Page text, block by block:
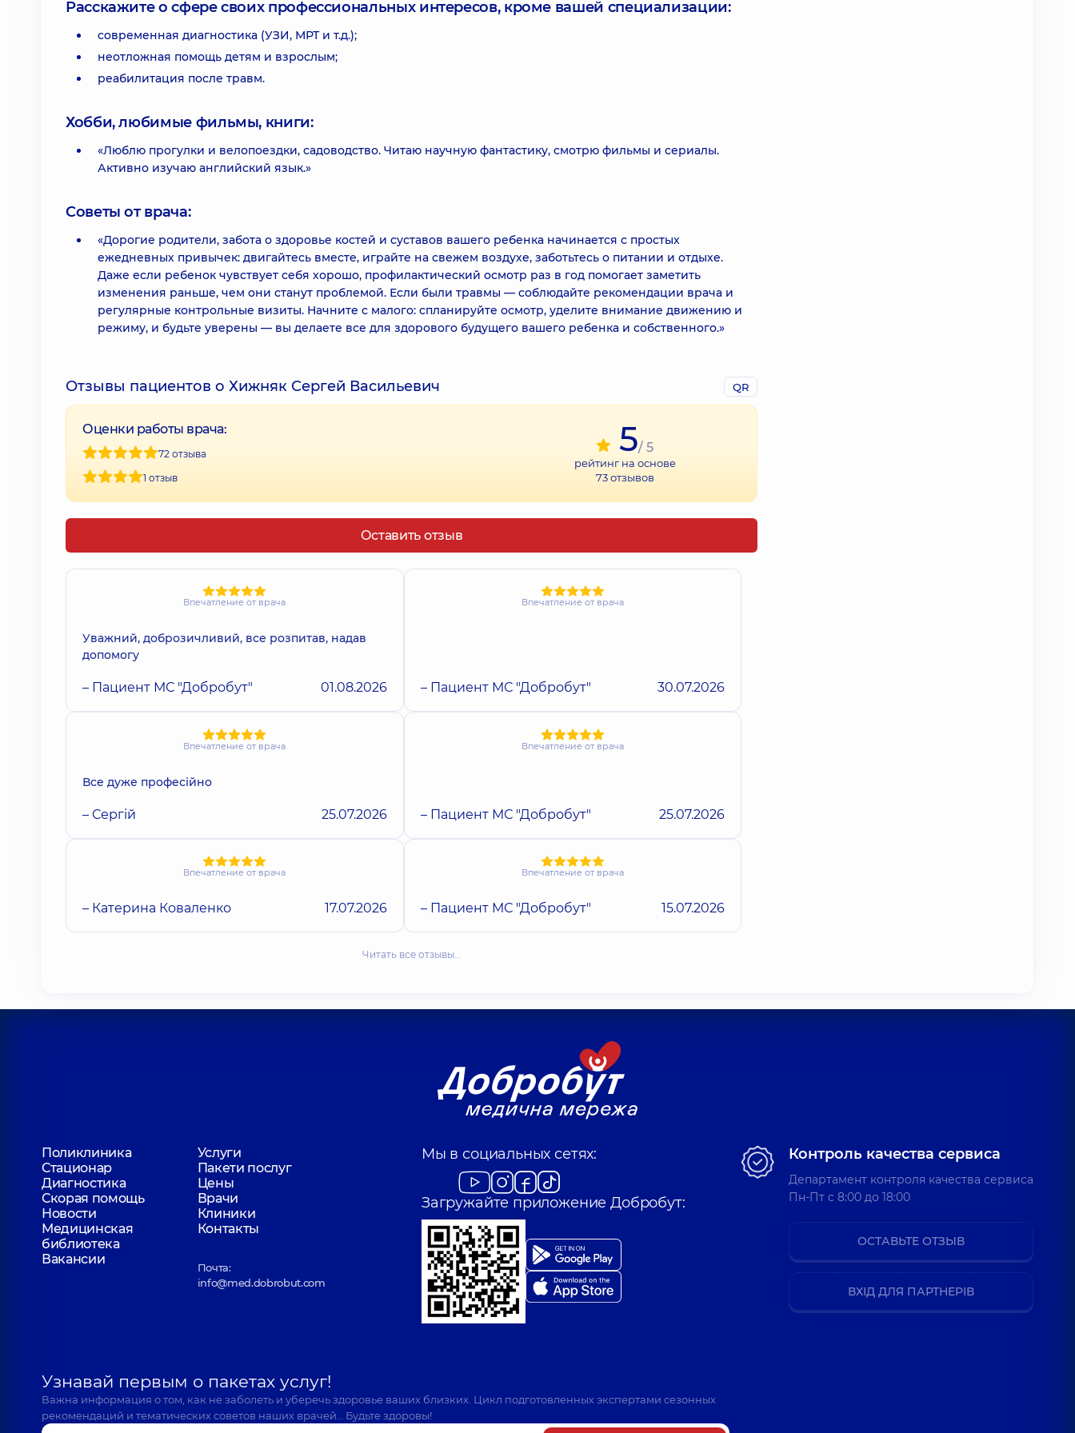
Расскажите о сфере своих профессиональных интересов, кроме вашей специализации:
современная диагностика (УЗИ, МРТ и т.д.);
неотложная помощь детям и взрослым;
реабилитация после травм.
Хобби, любимые фильмы, книги:
«Люблю прогулки и велопоездки, садоводство. Читаю научную фантастику, смотрю фильмы и сериалы.
Активно изучаю английский язык.»
Советы от врача:
«Дорогие родители, забота о здоровье костей и суставов вашего ребенка начинается с простых
ежедневных привычек: двигайтесь вместе, играйте на свежем воздухе, заботьтесь о питании и отдыхе.
Даже если ребенок чувствует себя хорошо, профилактический осмотр раз в год помогает заметить
изменения раньше, чем они станут проблемой. Если были травмы — соблюдайте рекомендации врача и
регулярные контрольные визиты. Начните с малого: спланируйте осмотр, уделите внимание движению и
режиму, и будьте уверены — вы делаете все для здорового будущего вашего ребенка и собственного.»
Отзывы пациентов о Хижняк Сергей Васильевич QR
Оценки работы врача:
72 отзыва
1 отзыв
5/ 5
рейтинг на основе
73отзывов
Оставить отзыв
Впечатление от врача
Уважний, доброзичливий, все розпитав, надав
допомогу
– Пациент МС "Добробут" 01.08.2026
Впечатление от врача
– Пациент МС "Добробут" 30.07.2026
Впечатление от врача
Все дуже професійно
– Сергій 25.07.2026
Впечатление от врача
– Пациент МС "Добробут" 25.07.2026
Впечатление от врача
– Катерина Коваленко 17.07.2026
Впечатление от врача
– Пациент МС "Добробут" 15.07.2026
Читать все отзывы…
Поликлиника
Услуги
Стационар
Пакети послуг
Диагностика
Цены
Скорая помощь
Врачи
Новости
Клиники
Медицинская
библиотека
Контакты
Вакансии
Почта:
info@med.dobrobut.com
Мы в социальных сетях:
Загружайте приложение Добробут:
Узнавай первым о пакетах услуг!
Важна информация о том, как не заболеть и уберечь здоровье ваших близких. Цикл подготовленных экспертами сезонных
рекомендаций и тематических советов наших врачей… Будьте здоровы!
Контроль качества сервиса
Департамент контроля качества сервиса
Пн-Пт c 8:00 до 18:00
ОСТАВЬТЕ ОТЗЫВ
ВХІД ДЛЯ ПАРТНЕРІВ